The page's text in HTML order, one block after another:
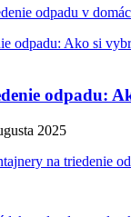
odpadu v
odpadu:
2025
na triedenie